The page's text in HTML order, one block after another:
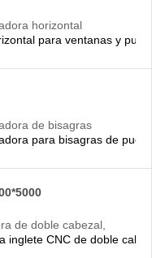
horizontal
para ventanas y
de bisagras
para bisagras de
de doble cabezal,
de aluminio de doble
inglete CNC de doble